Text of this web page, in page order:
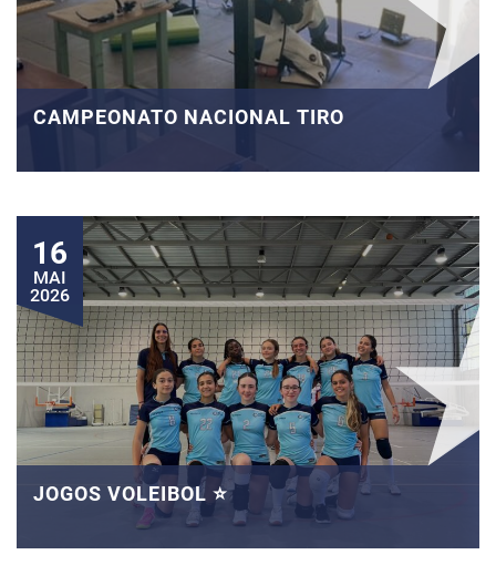
CAMPEONATO NACIONAL TIRO
16
MAI
2026
JOGOS VOLEIBOL ⭐